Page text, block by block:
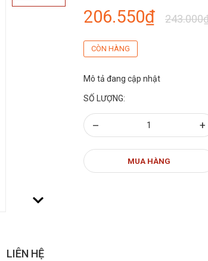
206.550₫
CÒN HÀNG
Mô tả đang cập nhật
SỐ LƯỢNG:
– +
MUA HÀNG
LIÊN HỆ